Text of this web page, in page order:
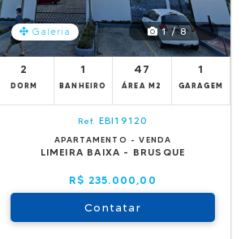
Galeria 1 / 8
2
DORM
1
BANHEIRO
47
ÁREA M2
1
GARAGEM
Ref. EBI19120
APARTAMENTO - VENDA
LIMEIRA BAIXA - BRUSQUE
R$ 235.000,00
Contatar